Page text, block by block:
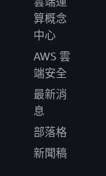
算概念
中心
AWS 雲
端安全
最新消
息
部落格
新聞稿